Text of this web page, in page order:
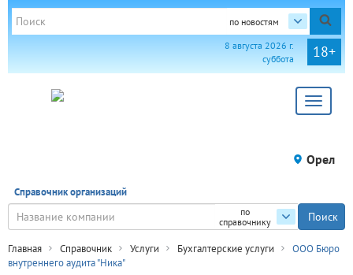
по новостям
18+
8 августа 2026 г.
суббота
Toggle
Орел
Справочник организаций
по
справочнику
Главная Справочник Услуги Бухгалтерские услуги
ООО Бюро
внутреннего аудита "Ника"